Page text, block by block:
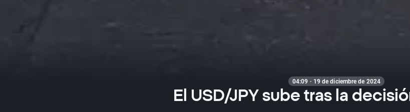
04:09 · 19 de diciembre de 2024
El USD/JPY sube tras la